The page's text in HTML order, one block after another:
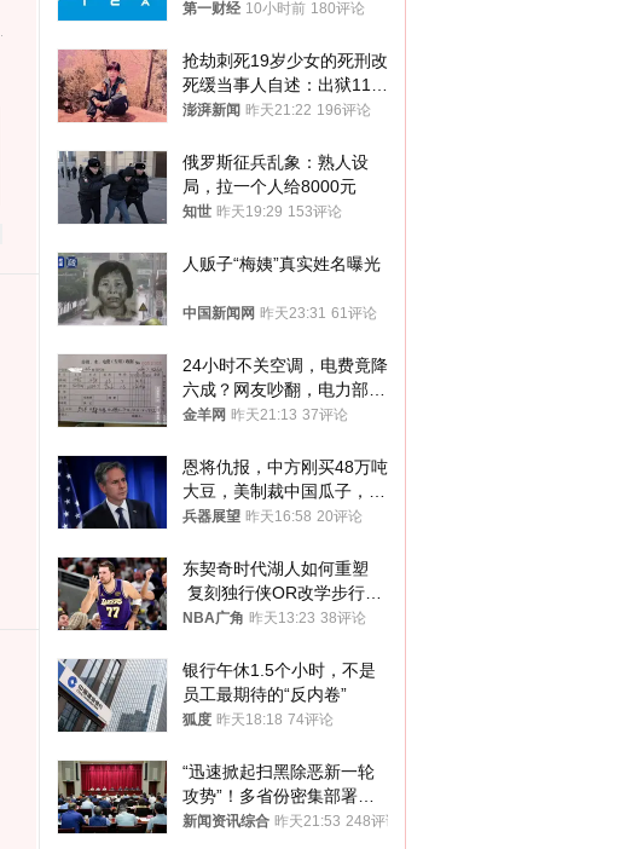
第一财经 10小时前 180评论
抢劫刺死19岁少女的死刑改
死缓当事人自述：出狱11年
间始终刻意躲避被害人家属
澎湃新闻 昨天21:22 196评论
俄罗斯征兵乱象：熟人设
局，拉一个人给8000元
知世 昨天19:29 153评论
人贩子“梅姨”真实姓名曝光
中国新闻网 昨天23:31 61评论
24小时不关空调，电费竟降
六成？网友吵翻，电力部门
回应→
金羊网 昨天21:13 37评论
恩将仇报，中方刚买48万吨
大豆，美制裁中国瓜子，布
林肯措辞变了
兵器展望 昨天16:58 20评论
东契奇时代湖人如何重塑
复刻独行侠OR改学步行
者？
NBA广角 昨天13:23 38评论
银行午休1.5个小时，不是
员工最期待的“反内卷”
狐度 昨天18:18 74评论
“迅速掀起扫黑除恶新一轮
攻势”！多省份密集部署，
公布举报方式
新闻资讯综合 昨天21:53 248评论